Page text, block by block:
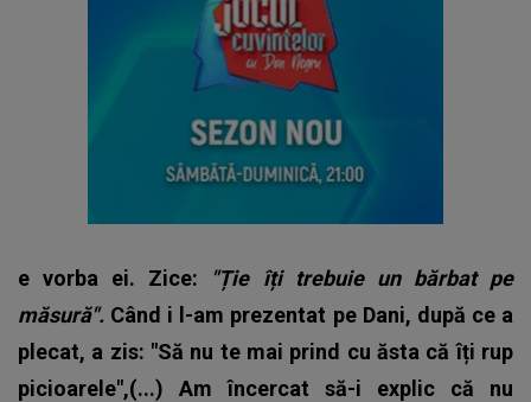
e vorba ei. Zice:
"Ție îți trebuie un bărbat pe
măsură". Când i l-am prezentat pe Dani, după ce a
plecat, a zis: "Să nu te mai prind cu ăsta că îți rup
picioarele",(...) Am încercat să-i explic că nu